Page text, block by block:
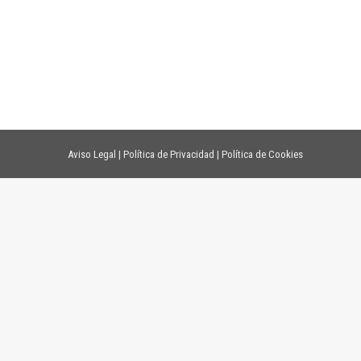
Aviso Legal | Política de Privacidad | Política de Cookies